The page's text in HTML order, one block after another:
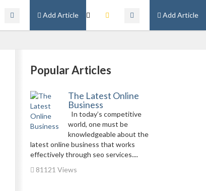
Add Article
Add Article
Popular Articles
The Latest Online
Business
In today’s competitive
world, one must be
knowledgeable about the
latest online business that works
effectively through seo services....
81121 Views